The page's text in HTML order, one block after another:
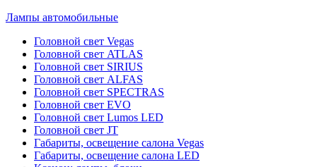
Лампы автомобильные
Головной свет Vegas
Головной свет ATLAS
Головной свет SIRIUS
Головной свет ALFAS
Головной свет SPECTRAS
Головной свет EVO
Головной свет Lumos LED
Головной свет JT
Габариты, освещение салона Vegas
Габариты, освещение салона LED